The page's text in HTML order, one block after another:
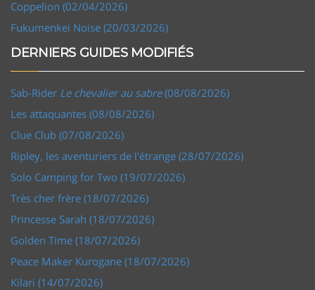
Coppelion (02/04/2026)
Fukumenkei Noise (20/03/2026)
DERNIERS GUIDES MODIFIÉS
Sab-Rider Le chevalier au sabre(08/08/2026)
Les attaquantes (08/08/2026)
Clue Club (07/08/2026)
Ripley, les aventuriers de l'étrange (28/07/2026)
Solo Camping for Two (19/07/2026)
Très cher frère (18/07/2026)
Princesse Sarah (18/07/2026)
Golden Time (18/07/2026)
Peace Maker Kurogane (18/07/2026)
Kilari (14/07/2026)